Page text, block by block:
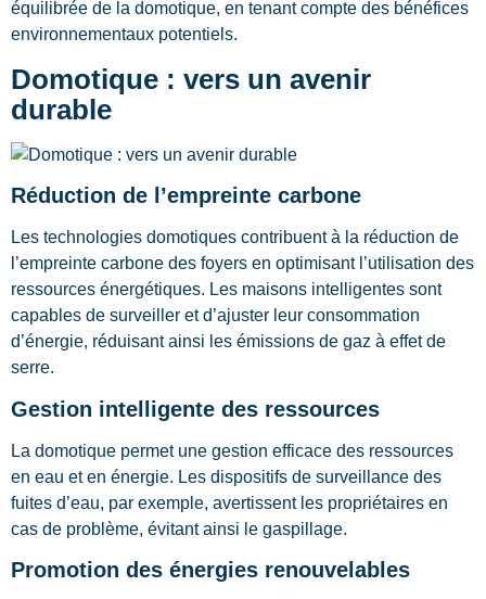
équilibrée de la domotique, en tenant compte des bénéfices
environnementaux potentiels.
Domotique : vers un avenir
durable
Réduction de l’empreinte carbone
Les technologies domotiques contribuent à la réduction de
l’empreinte carbone des foyers en optimisant l’utilisation des
ressources énergétiques. Les maisons intelligentes sont
capables de surveiller et d’ajuster leur consommation
d’énergie, réduisant ainsi les émissions de gaz à effet de
serre.
Gestion intelligente des ressources
La domotique permet une gestion efficace des ressources
en eau et en énergie. Les dispositifs de surveillance des
fuites d’eau, par exemple, avertissent les propriétaires en
cas de problème, évitant ainsi le gaspillage.
Promotion des énergies renouvelables